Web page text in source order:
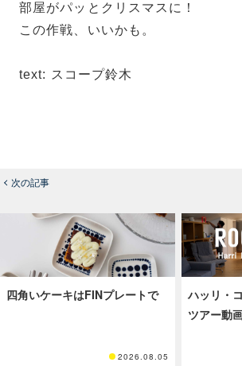
部屋がパッとクリスマスに！
この作戦、いいかも。
text: スコープ鈴木
次の記事
四角いケーキはFINプレートで
2026.08.05
ハッリ・
ツアー動